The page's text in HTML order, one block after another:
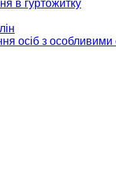
в гуртожитку
осіб з